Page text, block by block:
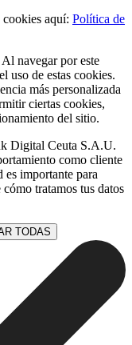
cookies aquí: Política de
navegar por este
uso de estas cookies.
más personalizada
ciertas cookies,
del sitio.
Digital Ceuta S.A.U.
como cliente
es importante para
tratamos tus datos
TODAS